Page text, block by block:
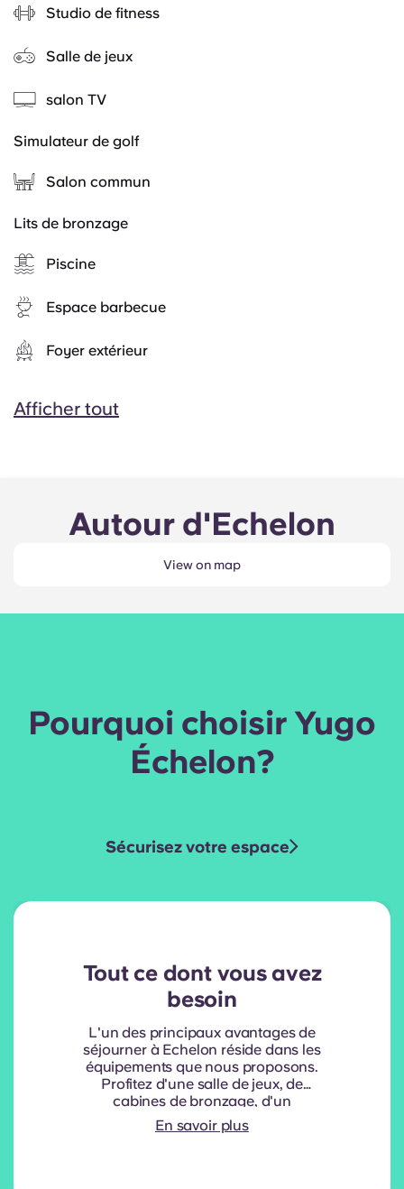
Studio de fitness
Salle de jeux
salon TV
Simulateur de golf
Salon commun
Lits de bronzage
Piscine
Espace barbecue
Foyer extérieur
Afficher tout
Autour d'Echelon
View on map
Pourquoi choisir Yugo
Échelon?
Sécurisez votre espace
Tout ce dont vous avez
besoin
L'un des principaux avantages de
séjourner à Echelon réside dans les
équipements que nous proposons.
Profitez d'une salle de jeux, de
cabines de bronzage, d'un
simulateur de golf, de salles de
fitness, d'une piscine, de salles
En savoir plus